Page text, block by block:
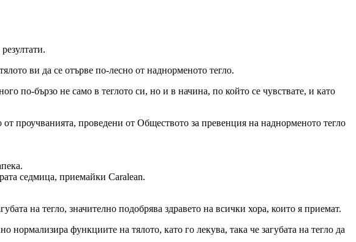
ви да се отърве по-лесно от наднорменото тегло.
по-бързо не само в теглото си, но и в начина, по който се чувствате, и като
от проучванията, проведени от Обществото за превенция на наднорменото тегло
седмица, приемайки Caralean.
на тегло, значително подобрява здравето на всички хора, които я приемат.
нормализира функциите на тялото, като го лекува, така че загубата на тегло да